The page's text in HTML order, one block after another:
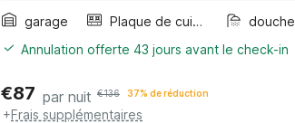
garage
Plaque de cuisson douche
Annulation offerte 43 jours avant le check-in
€87 par nuit €136 37% de réduction
+Frais supplémentaires